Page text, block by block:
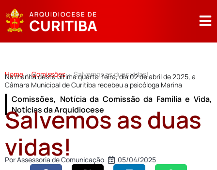
Home > Comissões > Salvemos as duas vidas!
Na manhã desta última quarta-feira, dia 02 de abril de 2025, a
Câmara Municipal de Curitiba recebeu a psicóloga Marina
Comissões, Notícia da Comissão da Família e Vida,
Notícias da Arquidiocese
Salvemos as duas
vidas!
PorAssessoria de Comunicação 05/04/2025